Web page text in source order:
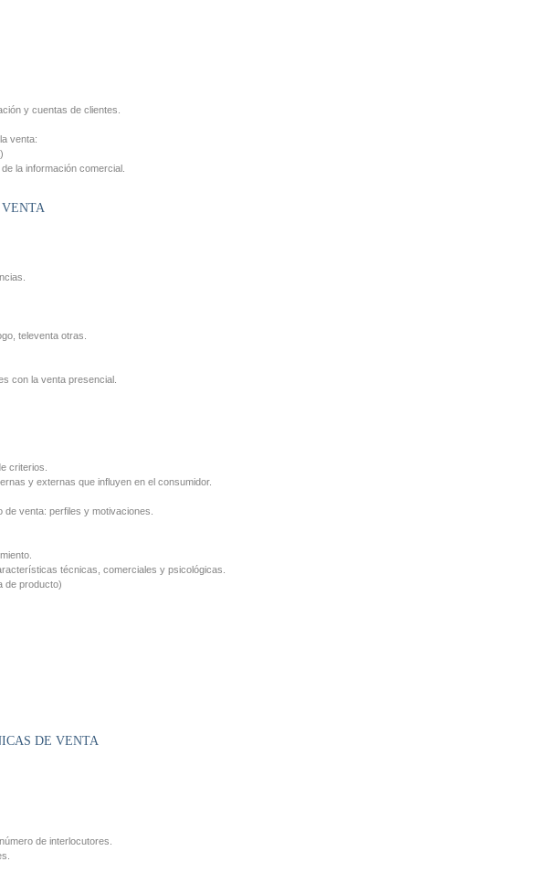
y cuentas de clientes.
venta:
la información comercial.
VENTA
televenta otras.
con la venta presencial.
criterios.
y externas que influyen en el consumidor.
venta: perfiles y motivaciones.
técnicas, comerciales y psicológicas.
de producto)
DE VENTA
de interlocutores.